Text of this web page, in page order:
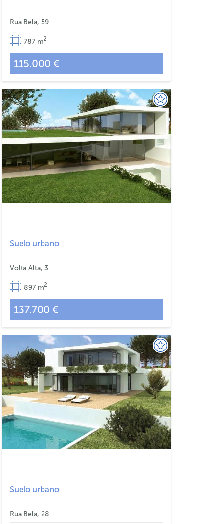
Rua Bela, 59
787 m2
115.000 €
Suelo urbano
Volta Alta, 3
897 m2
137.700 €
Suelo urbano
Rua Bela, 28